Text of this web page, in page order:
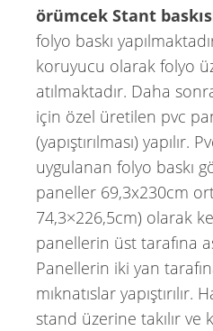
örümcek Stant
folyo baskı
koruyucu olarak folyo
atılmaktadır. Daha
için özel üretilen pvc
(yapıştırılması) yapılır.
uygulanan folyo baskı
paneller 69,3x230cm
74,3×226,5cm) olarak
panellerin üst tarafına
Panellerin iki yan
mıknatıslar yapıştırılır.
stand üzerine takılır